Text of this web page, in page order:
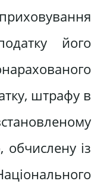
його
штрафу в
із